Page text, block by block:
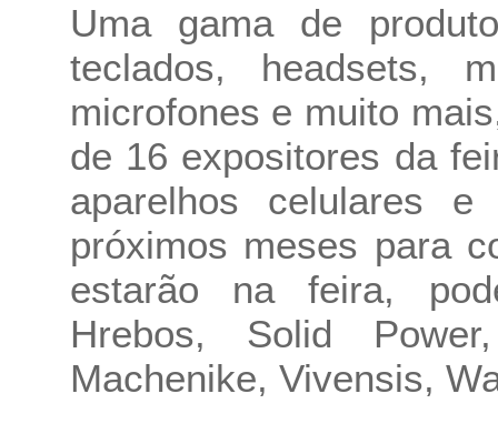
Uma gama de
teclados, headsets,
microfones e muito
de 16 expositores da
aparelhos celulares
próximos meses para
estarão na feira,
Hrebos, Solid
Machenike, Vivensis,